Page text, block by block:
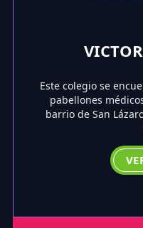
Este colegio se
pabellones
barrio de San